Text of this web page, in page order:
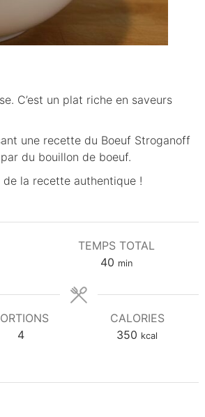
C’est un plat riche en saveurs
une recette du Boeuf Stroganoff
du bouillon de boeuf.
la recette authentique !
TEMPS TOTAL
40 m
n
u
t
min
4
CALORIES
350 kcal